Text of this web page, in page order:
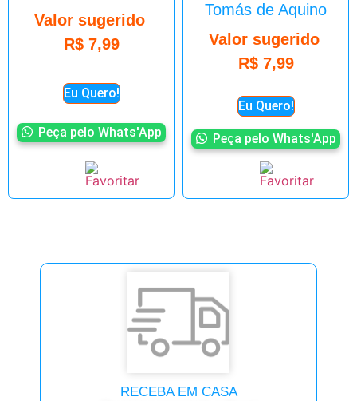
Valor sugerido
R$7,99
Eu Quero!
Peça pelo Whats'App
Tomás de Aquino
Valor sugerido
R$7,99
Eu Quero!
Peça pelo Whats'App
RECEBA EM CASA